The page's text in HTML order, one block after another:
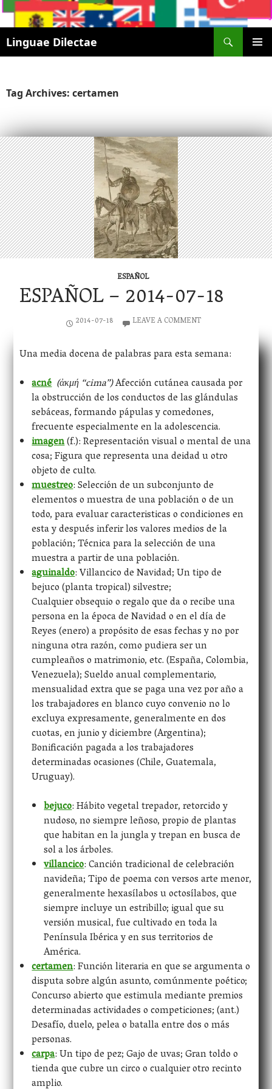
Linguae Dilectae
SKIP
Tag Archives: certamen
ESPAÑOL
ESPAÑOL – 2014-07-18
2014-07-18 LEAVE A COMMENT
Una media docena de palabras para esta semana:
acné (ἀκμή “cima”)Afección cutánea causada por
la obstrucción de los conductos de las glándulas
sebáceas, formando pápulas y comedones,
frecuente especialmente en la adolescencia.
imagen(f.): Representación visual o mental de una
cosa; Figura que representa una deidad u otro
objeto de culto.
muestreo: Selección de un subconjunto de
elementos o muestra de una población o de un
todo, para evaluar caracteristicas o condiciones en
esta y después inferir los valores medios de la
población; Técnica para la selección de una
muestra a partir de una población.
aguinaldo: Villancico de Navidad; Un tipo de
bejuco (planta tropical) silvestre;
Cualquier obsequio o regalo que da o recibe una
persona en la época de Navidad o en el día de
Reyes (enero) a propósito de esas fechas y no por
ninguna otra razón, como pudiera ser un
cumpleaños o matrimonio, etc. (España, Colombia,
Venezuela); Sueldo anual complementario,
mensualidad extra que se paga una vez por año a
los trabajadores en blanco cuyo convenio no lo
excluya expresamente, generalmente en dos
cuotas, en junio y diciembre (Argentina);
Bonificación pagada a los trabajadores
determinadas ocasiones (Chile, Guatemala,
Uruguay).
bejuco: Hábito vegetal trepador, retorcido y
nudoso, no siempre leñoso, propio de plantas
que habitan en la jungla y trepan en busca de
sol a los árboles.
villancico: Canción tradicional de celebración
navideña; Tipo de poema con versos arte menor,
generalmente hexasílabos u octosílabos, que
siempre incluye un estribillo; igual que su
versión musical, fue cultivado en toda la
Península Ibérica y en sus territorios de
América.
certamen: Función literaria en que se argumenta o
disputa sobre algún asunto, comúnmente poético;
Concurso abierto que estimula mediante premios
determinadas actividades o competiciones; (ant.)
Desafío, duelo, pelea o batalla entre dos o más
personas.
carpa: Un tipo de pez; Gajo de uvas; Gran toldo o
tienda que cubre un circo o cualquier otro recinto
amplio.